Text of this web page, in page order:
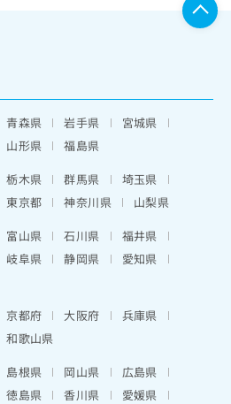
青森県 岩手県
宮城県
山形県
福島県
栃木県 群馬県
埼玉県
東京都 神奈川県
山梨県
富山県 石川県
福井県
岐阜県 静岡県
愛知県
京都府 大阪府
兵庫県
和歌山県
島根県 岡山県
広島県
徳島県 香川県
愛媛県